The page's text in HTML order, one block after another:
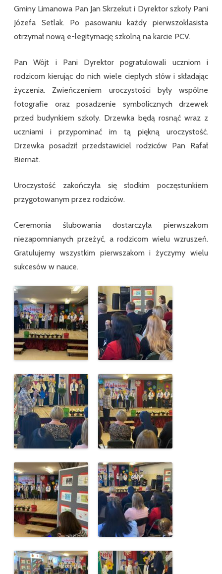
Gminy Limanowa Pan Jan Skrzekut i Dyrektor szkoły Pani
Józefa Setlak. Po pasowaniu każdy pierwszoklasista
otrzymał nową e-legitymację szkolną na karcie PCV.
Pan Wójt i Pani Dyrektor pogratulowali uczniom i
rodzicom kierując do nich wiele ciepłych słów i składając
życzenia. Zwieńczeniem uroczystości były wspólne
fotografie oraz posadzenie symbolicznych drzewek
przed budynkiem szkoły. Drzewka będą rosnąć wraz z
uczniami i przypominać im tą piękną uroczystość.
Drzewka posadził przedstawiciel rodziców Pan Rafał
Biernat.
Uroczystość zakończyła się słodkim poczęstunkiem
przygotowanym przez rodziców.
Ceremonia ślubowania dostarczyła pierwszakom
niezapomnianych przeżyć, a rodzicom wielu wzruszeń.
Gratulujemy wszystkim pierwszakom i życzymy wielu
sukcesów w nauce.